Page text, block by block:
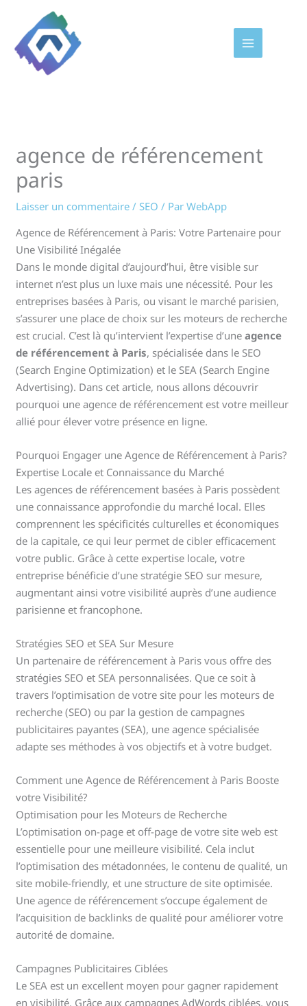
contenu
agence de référencement
paris
Laisser un commentaire / SEO / ParWebApp
Agence de Référencement à Paris: Votre Partenaire pour
Une Visibilité Inégalée
Dans le monde digital d’aujourd’hui, être visible sur
internet n’est plus un luxe mais une nécessité. Pour les
entreprises basées à Paris, ou visant le marché parisien,
s’assurer une place de choix sur les moteurs de recherche
est crucial. C’est là qu’intervient l’expertise d’uneagence
de référencement à Paris, spécialisée dans le SEO
(Search Engine Optimization) et le SEA (Search Engine
Advertising). Dans cet article, nous allons découvrir
pourquoi une agence de référencement est votre meilleur
allié pour élever votre présence en ligne.
Pourquoi Engager une Agence de Référencement à Paris?
Expertise Locale et Connaissance du Marché
Les agences de référencement basées à Paris possèdent
une connaissance approfondie du marché local. Elles
comprennent les spécificités culturelles et économiques
de la capitale, ce qui leur permet de cibler efficacement
votre public. Grâce à cette expertise locale, votre
entreprise bénéficie d’une stratégie SEO sur mesure,
augmentant ainsi votre visibilité auprès d’une audience
parisienne et francophone.
Stratégies SEO et SEA Sur Mesure
Un partenaire de référencement à Paris vous offre des
stratégies SEO et SEA personnalisées. Que ce soit à
travers l’optimisation de votre site pour les moteurs de
recherche (SEO) ou par la gestion de campagnes
publicitaires payantes (SEA), une agence spécialisée
adapte ses méthodes à vos objectifs et à votre budget.
Comment une Agence de Référencement à Paris Booste
votre Visibilité?
Optimisation pour les Moteurs de Recherche
L’optimisation on-page et off-page de votre site web est
essentielle pour une meilleure visibilité. Cela inclut
l’optimisation des métadonnées, le contenu de qualité, un
site mobile-friendly, et une structure de site optimisée.
Une agence de référencement s’occupe également de
l’acquisition de backlinks de qualité pour améliorer votre
autorité de domaine.
Campagnes Publicitaires Ciblées
Le SEA est un excellent moyen pour gagner rapidement
en visibilité. Grâce aux campagnes AdWords ciblées, vous